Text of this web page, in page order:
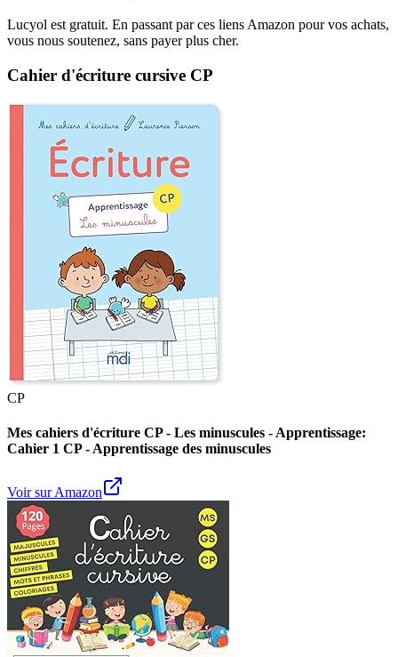
Lucyol est gratuit. En passant par ces liens Amazon pour vos achats,
vous nous soutenez, sans payer plus cher.
Cahier d'écriture cursive CP
CP
Mes cahiers d'écriture CP - Les minuscules - Apprentissage:
Cahier 1 CP - Apprentissage des minuscules
Voir sur Amazon